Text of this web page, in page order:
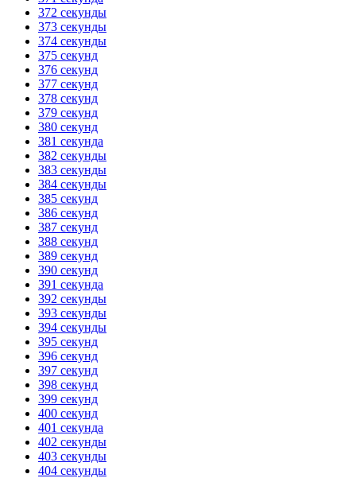
372 секунды
373 секунды
374 секунды
375 секунд
376 секунд
377 секунд
378 секунд
379 секунд
380 секунд
381 секунда
382 секунды
383 секунды
384 секунды
385 секунд
386 секунд
387 секунд
388 секунд
389 секунд
390 секунд
391 секунда
392 секунды
393 секунды
394 секунды
395 секунд
396 секунд
397 секунд
398 секунд
399 секунд
400 секунд
401 секунда
402 секунды
403 секунды
404 секунды